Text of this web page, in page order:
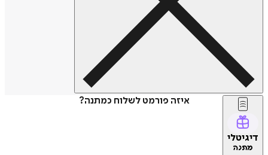
איזה פורמט לשלוח כמתנה?
דיגיטלי
מתנה